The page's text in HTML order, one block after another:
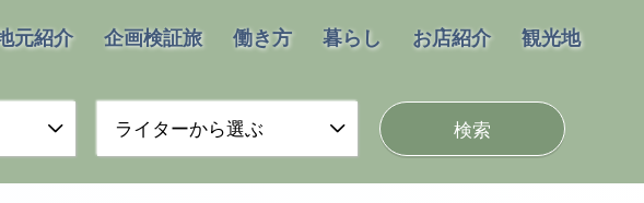
元紹介 企画検証旅 働き方 暮らし お店紹介 観光地
ライターから選ぶ